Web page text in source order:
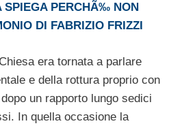
SPIEGA PERCHÃ‰ NON
DI FABRIZIO FRIZZI
era tornata a parlare
e della rottura proprio con
un rapporto lungo sedici
In quella occasione la